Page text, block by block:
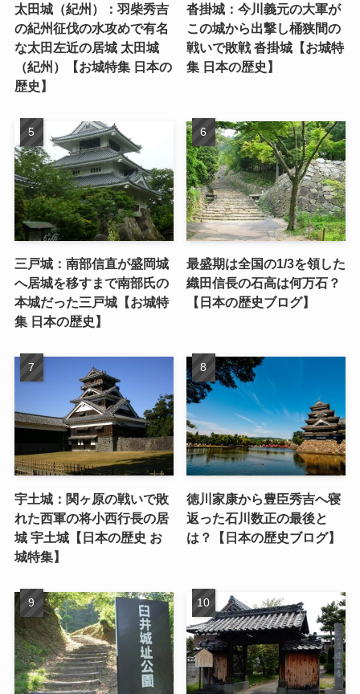
太田城（紀州）：羽柴秀吉
の紀州征伐の水攻めで有名
な太田左近の居城 太田城
（紀州）【お城特集 日本の
歴史】
沓掛城：今川義元の大軍が
この城から出撃し桶狭間の
戦いで敗戦 沓掛城【お城特
集 日本の歴史】
三戸城：南部信直が盛岡城
へ居城を移すまで南部氏の
本城だった三戸城【お城特
集 日本の歴史】
最盛期は全国の1/3を領した
織田信長の石高は何万石？
【日本の歴史ブログ】
宇土城：関ヶ原の戦いで敗
れた西軍の将小西行長の居
城 宇土城【日本の歴史 お
城特集】
徳川家康から豊臣秀吉へ寝
返った石川数正の最後と
は？【日本の歴史ブログ】